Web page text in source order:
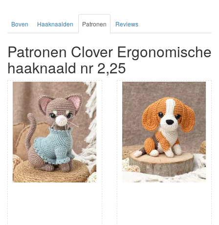
Boven Haaknaalden Patronen Reviews
Patronen Clover Ergonomische
haaknaald nr 2,25